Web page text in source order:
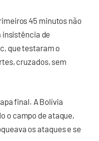
45 minutos não
insistência de
que testaram o
cruzados, sem
final. A Bolívia
o campo de ataque,
os ataques e se